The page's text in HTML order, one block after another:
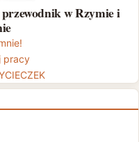
w Rzymie i
pracy